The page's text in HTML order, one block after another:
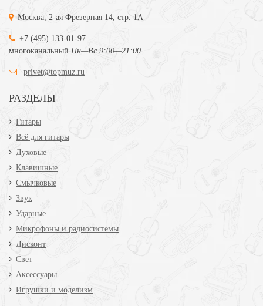
Москва, 2-ая Фрезерная 14, стр. 1А
+7 (495) 133-01-97
многоканальный Пн—Вс 9:00—21:00
privet@topmuz.ru
РАЗДЕЛЫ
Гитары
Всё для гитары
Духовые
Клавишные
Смычковые
Звук
Ударные
Микрофоны и радиосистемы
Дисконт
Свет
Аксессуары
Игрушки и моделизм